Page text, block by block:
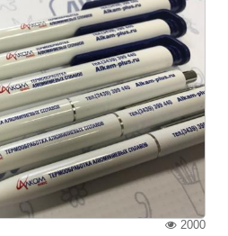
2000